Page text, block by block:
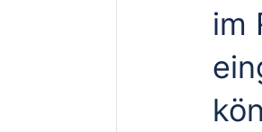
im